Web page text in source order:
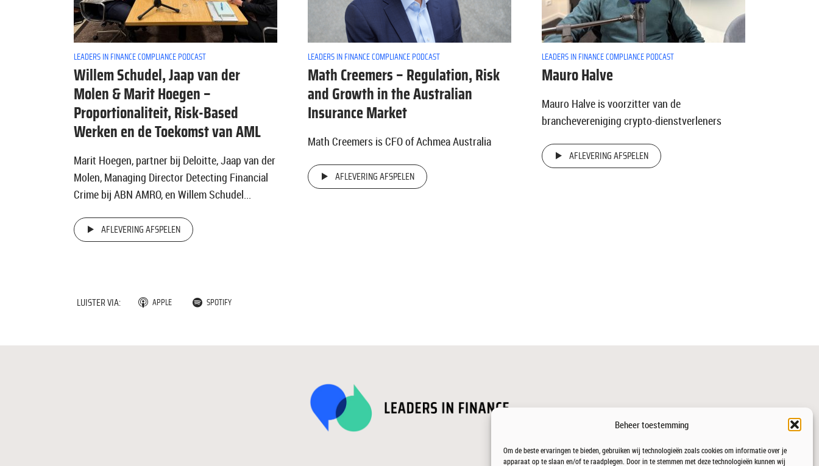
Beheer toestemming
Om de beste ervaringen te bieden, gebruiken wij technologieën zoals cookies om informatie over je
apparaat op te slaan en/of te raadplegen. Door in te stemmen met deze technologieën kunnen wij
LEADERS IN FINANCE COMPLIANCE PODCAST
Willem Schudel, Jaap van der
Molen & Marit Hoegen –
Proportionaliteit, Risk-Based
Werken en de Toekomst van AML
Marit Hoegen, partner bij Deloitte, Jaap van der
Molen, Managing Director Detecting Financial
Crime bij ABN AMRO, en Willem Schudel...
AFLEVERING AFSPELEN
LEADERS IN FINANCE COMPLIANCE PODCAST
Math Creemers – Regulation, Risk
and Growth in the Australian
Insurance Market
Math Creemers is CFO of Achmea Australia
AFLEVERING AFSPELEN
LEADERS IN FINANCE COMPLIANCE PODCAST
Mauro Halve
Mauro Halve is voorzitter van de
branchevereniging crypto-dienstverleners
AFLEVERING AFSPELEN
LUISTER VIA: APPLE SPOTIFY